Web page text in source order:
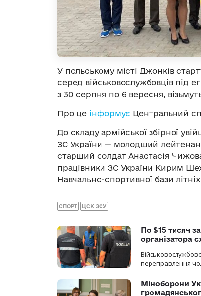
У польському місті Джонків
серед військовослужбовців під
з 30 серпня по 6 вересня,
Про це інформує Центральний
До складу армійської збірної
ЗС України — молодший
старший солдат Анастасія
працівники ЗС України Кирим
Навчально-спортивної бази
СПОРТ ЦСК ЗСУ
По $15 тисяч
організатора
переправлення
Міноборони